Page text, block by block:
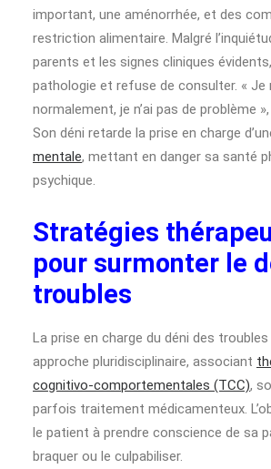
important, une aménorrhée, et des
restriction alimentaire. Malgré
parents et les signes cliniques
pathologie et refuse de consulter. « Je
normalement, je n’ai pas de problème
Son déni retarde la prise en charge
mentale, mettant en danger sa santé
psychique.
Stratégies
pour surmonter le
troubles
La prise en charge du déni des
approche pluridisciplinaire, associant
cognitivo-comportementales (TCC),
parfois traitement médicamenteux.
le patient à prendre conscience de sa
braquer ou le culpabiliser.